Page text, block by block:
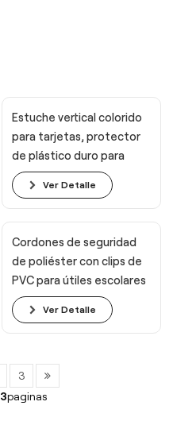
Estuche vertical colorido
para tarjetas, protector
de plástico duro para
oficina y escuela.
Ver Detalle
Cordones de seguridad
de poliéster con clips de
PVC para útiles escolares
Foska
Ver Detalle
3
3paginas